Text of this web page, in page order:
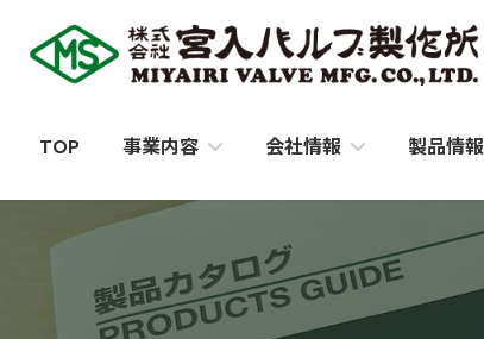
TOP 事業内容 会社情報 製品情報